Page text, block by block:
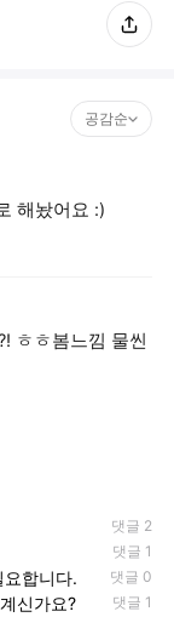
공감순
해놨어요 :)
ㅎㅎ봄느낌 물씬
댓글 2
댓글 1
합니다. 댓글 0
신가요? 댓글 1